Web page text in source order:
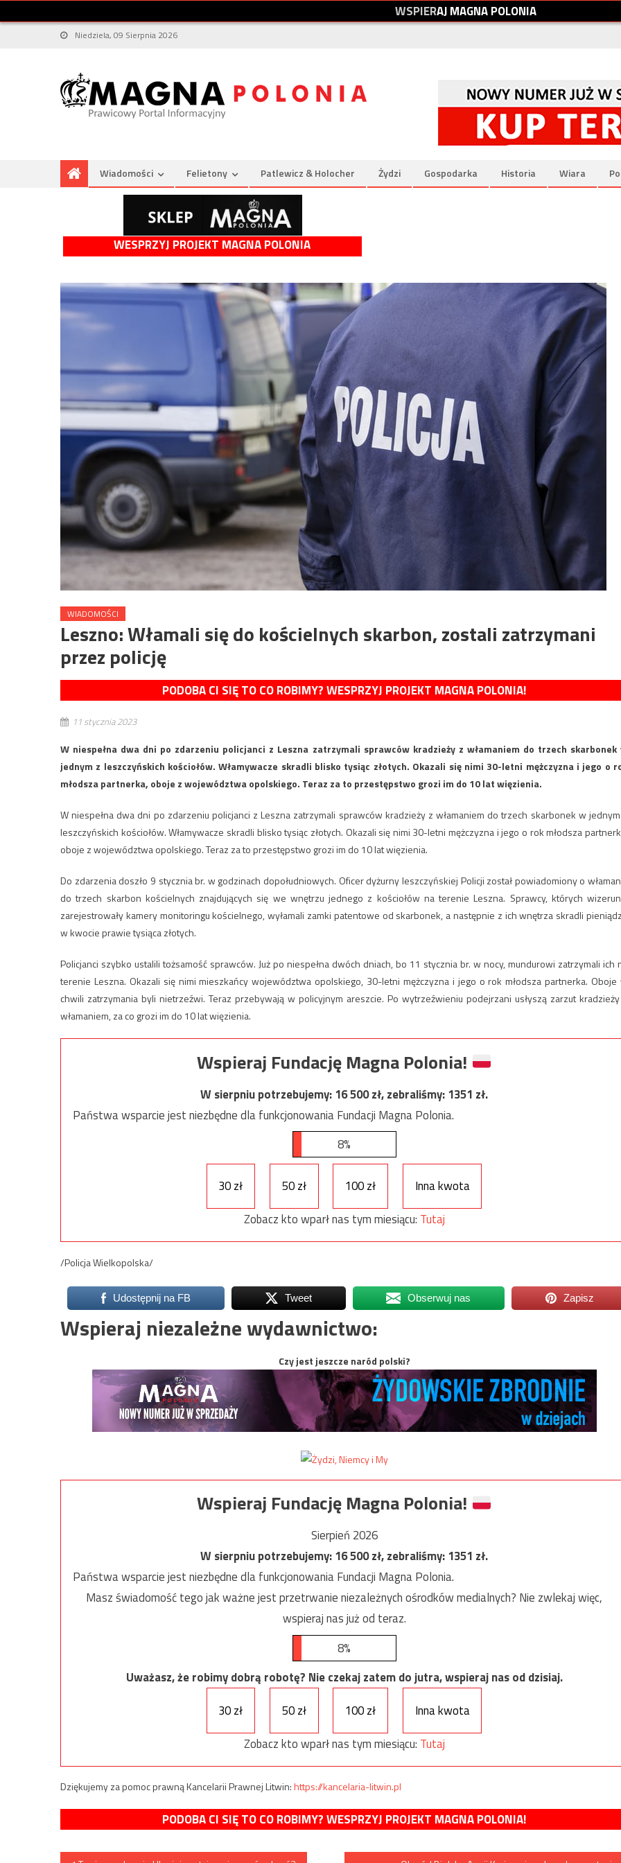
WSPIERAJMAGNAPOLONIA
Niedziela, 09 Sierpnia 2026
Wiadomości Felietony Patlewicz & Holocher Żydzi Gospodarka Historia Wiara
WESPRZYJ PROJEKT MAGNA POLONIA
WIADOMOŚCI
Leszno: Włamali się do kościelnych skarbon, zostali zatrzymani
przez policję
PODOBA CI SIĘ TO CO ROBIMY? WESPRZYJ PROJEKT MAGNA POLONIA!
11 stycznia 2023
W niespełna dwa dni po zdarzeniu policjanci z Leszna zatrzymali sprawców kradzieży z włamaniem do trzech skarbonek
jednym z leszczyńskich kościołów. Włamywacze skradli blisko tysiąc złotych. Okazali się nimi 30-letni mężczyzna i jego o
młodsza partnerka, oboje z województwa opolskiego. Teraz za to przestępstwo grozi im do 10 lat więzienia.
W niespełna dwa dni po zdarzeniu policjanci z Leszna zatrzymali sprawców kradzieży z włamaniem do trzech skarbonek w
leszczyńskich kościołów. Włamywacze skradli blisko tysiąc złotych. Okazali się nimi 30-letni mężczyzna i jego o rok młodsza
oboje z województwa opolskiego. Teraz za to przestępstwo grozi im do 10 lat więzienia.
Do zdarzenia doszło 9 stycznia br. w godzinach dopołudniowych. Oficer dyżurny leszczyńskiej Policji został powiadomiony o
do trzech skarbon kościelnych znajdujących się we wnętrzu jednego z kościołów na terenie Leszna. Sprawcy, których
zarejestrowały kamery monitoringu kościelnego, wyłamali zamki patentowe od skarbonek, a następnie z ich wnętrza skradli
w kwocie prawie tysiąca złotych.
Policjanci szybko ustalili tożsamość sprawców. Już po niespełna dwóch dniach, bo 11 stycznia br. w nocy, mundurowi zatrzymali ich
terenie Leszna. Okazali się nimi mieszkańcy województwa opolskiego, 30-letni mężczyzna i jego o rok młodsza partnerka. Oboje
chwili zatrzymania byli nietrzeźwi. Teraz przebywają w policyjnym areszcie. Po wytrzeźwieniu podejrzani usłyszą zarzut
włamaniem, za co grozi im do 10 lat więzienia.
Wspieraj Fundację Magna Polonia!
W sierpniu potrzebujemy:16 500zł, zebraliśmy:1351 zł.
Państwa wsparcie jest niezbędne dla funkcjonowania Fundacji Magna Polonia.
8%
30 zł 50 zł 100 zł
Inna kwota
Zobacz kto wparł nas tym miesiącu: Tutaj
/Policja Wielkopolska/
Udostępnij na FB Tweet Obserwuj nas Zapisz
Wspieraj niezależne wydawnictwo:
Czy jest jeszcze naród polski?
Wspieraj Fundację Magna Polonia!
Sierpień 2026
W sierpniu potrzebujemy:16 500zł, zebraliśmy:1351 zł.
Państwa wsparcie jest niezbędne dla funkcjonowania Fundacji Magna Polonia.
Masz świadomość tego jak ważne jest przetrwanie niezależnych ośrodków medialnych? Nie zwlekaj więc,
wspieraj nas już od teraz.
8%
Uważasz, że robimy dobrą robotę? Nie czekaj zatem do jutra, wspieraj nas od dzisiaj.
30 zł
50 zł 100 zł
Inna kwota
Zobacz kto wparł nas tym miesiącu: Tutaj
Dziękujemy za pomoc prawną Kancelarii Prawnej Litwin:https://kancelaria-litwin.pl
PODOBA CI SIĘ TO CO ROBIMY? WESPRZYJ PROJEKT MAGNA POLONIA!